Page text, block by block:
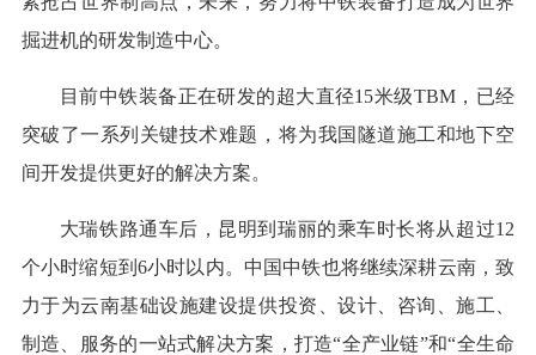
掘进机的研发制造中心。
目前中铁装备正在研发的超大直径15米级TBM，已经
突破了一系列关键技术难题，将为我国隧道施工和地下空
间开发提供更好的解决方案。
大瑞铁路通车后，昆明到瑞丽的乘车时长将从超过12
个小时缩短到6小时以内。中国中铁也将继续深耕云南，致
力于为云南基础设施建设提供投资、设计、咨询、施工、
制造、服务的一站式解决方案，打造“全产业链”和“全生命